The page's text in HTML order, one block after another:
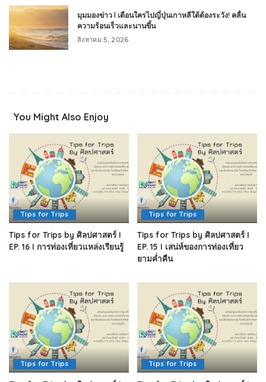
มุมมองข่าว l เตือนใครไปญี่ปุ่นเกาหลีใต้ต้องระวัง! คลื่น
ความร้อนเร็วและนานขึ้น
สิงหาคม 5, 2026
You Might Also Enjoy
Tips for Trips
Tips for Trips by ศิลปศาสตร์ I
EP. 16 I การท่องเที่ยวแหล่งเรียนรู้
Tips for Trips
Tips for Trips by ศิลปศาสตร์ I
EP. 15 I เสน่ห์ของการท่องเที่ยว
ยามค่ำคืน
Tips for Trips Tips for Trips